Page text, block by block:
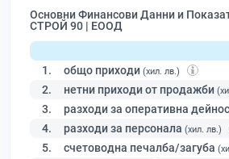
Основни Финансови Данни и
СТРОЙ 90 | ЕООД
1. общо приходи (хил. лв.)
2. нетни приходи от продажби
3. разходи за оперативна
4. разходи за персонала (хил. лв.)
5. счетоводна печалба/загуба